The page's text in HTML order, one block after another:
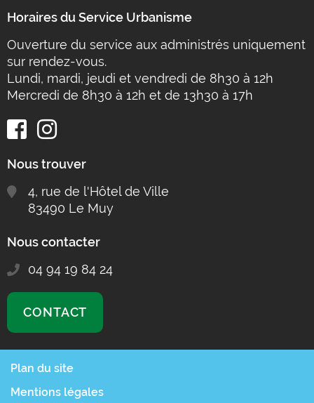
Horaires du Service Urbanisme
Ouverture du service aux administrés uniquement
sur rendez-vous.
Lundi, mardi, jeudi et vendredi de 8h30 à 12h
Mercredi de 8h30 à 12h et de 13h30 à 17h
Nous trouver
4, rue de l'Hôtel de Ville
83490 Le Muy
Nous contacter
04 94 19 84 24
CONTACT
Plan du site
Mentions légales